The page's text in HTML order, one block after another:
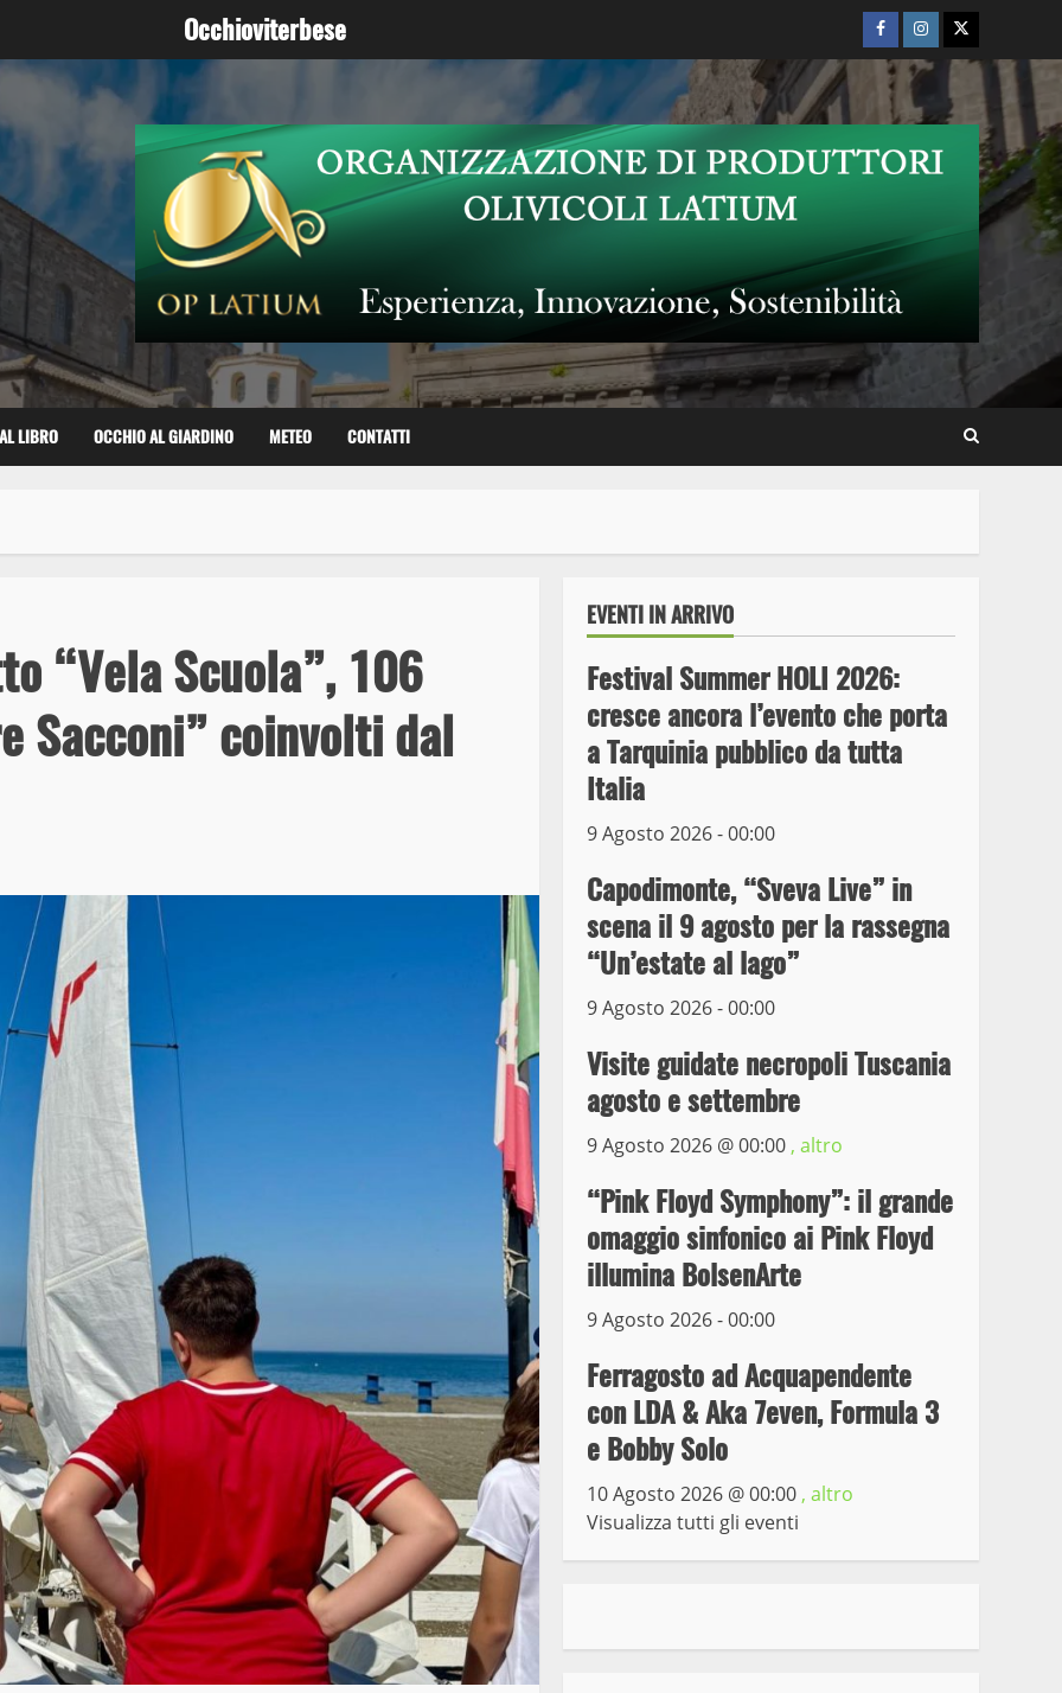
Occhioviterbese Facebook
Instagram
Twitter
LIBRO OCCHIO AL GIARDINO METEO CONTATTI
“Vela Scuola”, 106
Sacconi” coinvolti dal
EVENTI IN ARRIVO
Festival Summer HOLI 2026:
cresce ancora l’evento che porta
a Tarquinia pubblico da tutta
Italia
9 Agosto 2026 - 00:00
Capodimonte, “Sveva Live” in
scena il 9 agosto per la rassegna
“Un’estate al lago”
9 Agosto 2026 - 00:00
Visite guidate necropoli Tuscania
agosto e settembre
9 Agosto 2026 @00:00 , altro
“Pink Floyd Symphony”: il grande
omaggio sinfonico ai Pink Floyd
illumina BolsenArte
9 Agosto 2026 - 00:00
Ferragosto ad Acquapendente
con LDA & Aka 7even, Formula 3
e Bobby Solo
10 Agosto 2026 @00:00 , altro
Visualizza tutti gli eventi
3
Wiplanet Baseball supera
9 Maggio 2023
4
La Polizia di Stato arresta
il ladro seriale delle auto
10 Maggio 2023
5
bozzetti di Michelangelo
Museo dei Portici
19 Gennaio 2023
6
Trasporto pubblico locale,
trasferimento capolinea al
17 giugno
15 Giugno 2023
7
Studenteschi di Atletica a
Viterbo
10 Maggio 2023
fini di spaccio di sostanze